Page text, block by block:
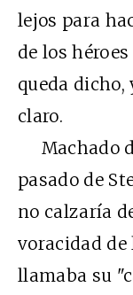
lejos para
de los
queda
claro.
Machado
pasado de
no calzaría
voracidad de
llamaba su